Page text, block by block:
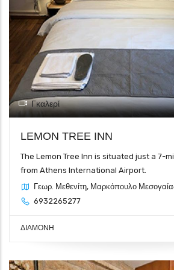
Γκαλερί
LEMON TREE INN
The Lemon Tree Inn is situated just a 7-
from Athens International Airport.
Γεωρ. Μεθενίτη, Μαρκόπουλο
6932265277
ΔΙΑΜΟΝΗ